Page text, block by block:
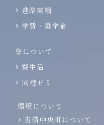
進路実績
学費・奨学金
寮について
寮生活
同袍ゼミ
環境について
吉備中央町について